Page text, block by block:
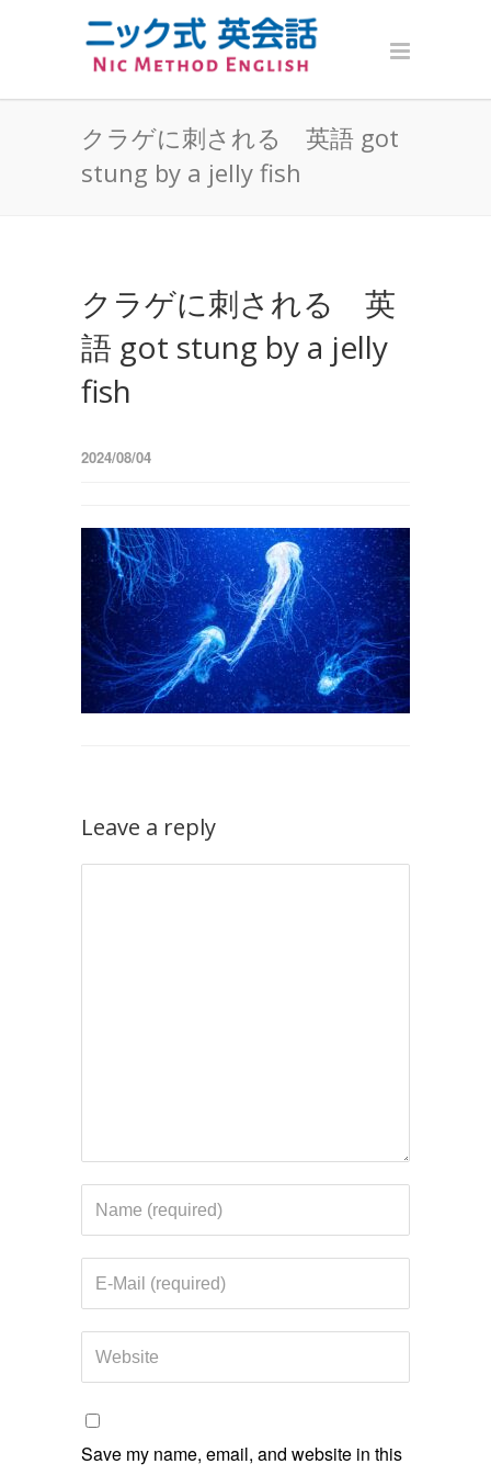
クラゲに刺される 英語 got
stung by a jelly fish
クラゲに刺される 英
語 got stung by a jelly
fish
2024/08/04
Leave a reply
Save my name, email, and website in this